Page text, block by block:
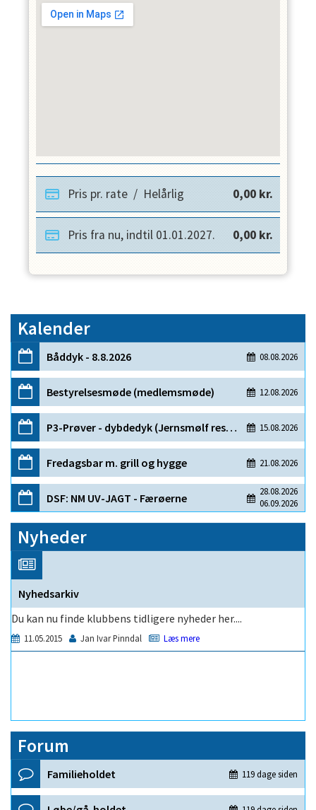
Pris pr. rate / Helårlig 0,00 kr.
Pris fra nu, indtil 01.01.2027. 0,00 kr.
Kalender
Nyheder
Forum